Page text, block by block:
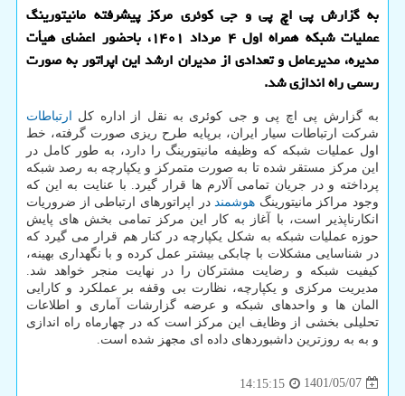
به گزارش پی اچ پی و جی کوئری مرکز پیشرفته مانیتورینگ
عملیات شبکه همراه اول ۴ مرداد ۱۴۰۱، باحضور اعضای هیأت
مدیره، مدیرعامل و تعدادی از مدیران ارشد این اپراتور به صورت
رسمی راه اندازی شد.
به گزارش پی اچ پی و جی کوئری به نقل از اداره کل
ارتباطات
شرکت ارتباطات سیار ایران، برپایه طرح ریزی صورت گرفته، خط
اول عملیات شبکه که وظیفه مانیتورینگ را دارد، به طور کامل در
این مرکز مستقر شده تا به صورت متمرکز و یکپارچه به رصد شبکه
پرداخته و در جریان تمامی آلارم ها قرار گیرد. با عنایت به این که
وجود مراکز مانیتورینگ هوشمند در اپراتورهای ارتباطی از ضروریات
انکارناپذیر است، با آغاز به کار این مرکز تمامی بخش های پایش
حوزه عملیات شبکه به شکل یکپارچه در کنار هم قرار می گیرد که
در شناسایی مشکلات با چابکی بیشتر عمل کرده و با نگهداری بهینه،
کیفیت شبکه و رضایت مشترکان را در نهایت منجر خواهد شد.
مدیریت مرکزی و یکپارچه، نظارت بی وقفه بر عملکرد و کارایی
المان ها و واحدهای شبکه و عرضه گزارشات آماری و اطلاعات
تحلیلی بخشی از وظایف این مرکز است که در چهارماه راه اندازی
و به به روزترین داشبوردهای داده ای مجهز شده است.
1401/05/07
14:15:15